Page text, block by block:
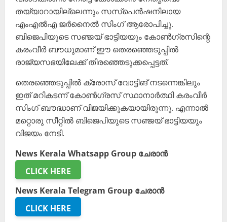
തയ്യാറായില്ലെന്നും സസ്പെൻഷനിലായ
എംഎൽഎ ജർനൈൽ സിംഗ് ആരോപിച്ചു.
ബിജെപിയുടെ സഞ്ജയ് ഭാട്ടിയയും കോൺഗ്രസിന്റെ
കരംവീർ ബൗധുമാണ് ഈ തെരഞ്ഞെടുപ്പിൽ
രാജ്യസഭയിലേക്ക് തിരഞ്ഞെടുക്കപ്പെട്ടത്.
തെരഞ്ഞെടുപ്പിൽ ക്രോസ് വോട്ടിങ് നടന്നെങ്കിലും
ഇത് മറികടന്ന് കോൺഗ്രസ് സ്ഥാനാർത്ഥി കരംവീർ
സിംഗ് ബൗദ്ധാണ് വിജയിക്കുകയായിരുന്നു. എന്നാൽ
മറ്റൊരു സീറ്റിൽ ബിജെപിയുടെ സഞ്ജയ് ഭാട്ടിയയും
വിജയം നേടി.
News Kerala Whatsapp Group ചേരാൻ
CLICK HERE
News Kerala Telegram Group ചേരാൻ
CLICK HERE